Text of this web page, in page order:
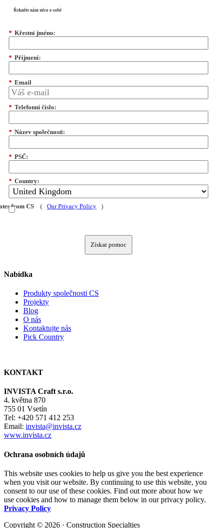
Řekněte nám něco o sobě
* Křestní jméno:
* Příjmení:
* Email
* Telefonní číslo:
* Název společnosti:
* PSČ:
* Country:
from CS ( Our Privacy Policy )
Získat pomoc
Nabídka
Produkty společnosti CS
Projekty
Blog
O nás
Kontaktujte nás
Pick Country
KONTAKT
INVISTA Craft s.r.o.
4. května 870
755 01 Vsetín
Tel: +420 571 412 253
Email: invista@invista.cz
www.invista.cz
Ochrana osobních údajů
This website uses cookies to help us give you the best experience
when you visit our website. By continuing to use this website, you
consent to our use of these cookies. Find out more about how we
use cookies and how to manage them below in our privacy policy.
Privacy Policy
Copyright © 2026 · Construction Specialties